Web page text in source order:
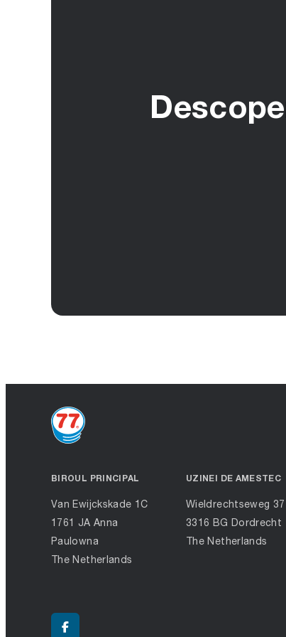
BIROUL PRINCIPAL
Van Ewijckskade 1C
1761 JA Anna
Paulowna
The Netherlands
UZINEI DE AMESTEC
Wieldrechtseweg 37
3316 BG Dordrecht
The Netherlands